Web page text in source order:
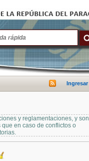
Ingresar
y reglamentaciones, y son
en caso de conflictos o